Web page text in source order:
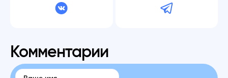
Комментарии